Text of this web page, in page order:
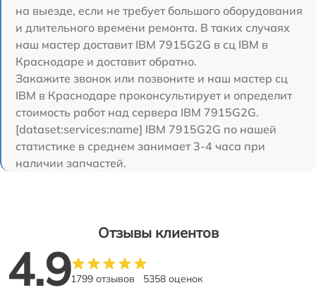
на выезде, если не требует большого оборудования
и длительного времени ремонта. В таких случаях
наш мастер доставит IBM 7915G2G в сц IBM в
Краснодаре и доставит обратно.
Закажите звонок или позвоните и наш мастер сц
IBM в Краснодаре проконсультирует и определит
стоимость работ над сервера IBM 7915G2G.
[dataset:services:name] IBM 7915G2G по нашей
статистике в среднем занимает 3-4 часа при
наличии запчастей.
Отзывы клиентов
4.91799 отзывов 5358 оценок